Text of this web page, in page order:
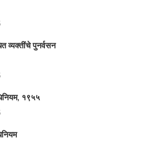
व्यक्तींचे पुनर्वसन
१९५५